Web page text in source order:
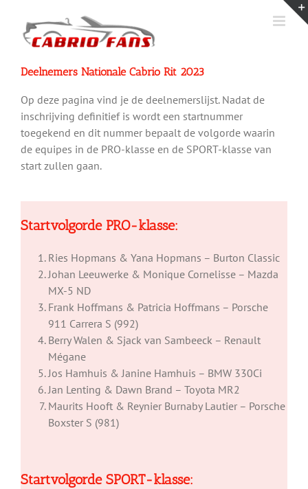
inhoud
Deelnemers Nationale Cabrio Rit 2023
Op deze pagina vind je de deelnemerslijst. Nadat de
inschrijving definitief is wordt een startnummer
toegekend en dit nummer bepaalt de volgorde waarin
de equipes in de PRO-klasse en de SPORT-klasse van
start zullen gaan.
Startvolgorde PRO-klasse:
Ries Hopmans & Yana Hopmans – Burton Classic
Johan Leeuwerke & Monique Cornelisse – Mazda
MX-5 ND
Frank Hoffmans & Patricia Hoffmans – Porsche
911 Carrera S (992)
Berry Walen & Sjack van Sambeeck – Renault
Mégane
Jos Hamhuis & Janine Hamhuis – BMW 330Ci
Jan Lenting & Dawn Brand – Toyota MR2
Maurits Hooft & Reynier Burnaby Lautier – Porsche
Boxster S (981)
Startvolgorde SPORT-klasse: